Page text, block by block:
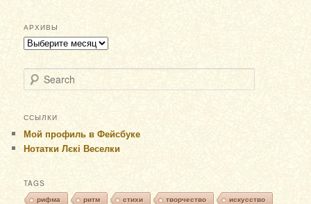
АРХИВЫ
Архивы
Search
ССЫЛКИ
Мой профиль в Фейсбуке
Нотатки Лєкі Веселки
TAGS
рифма ритм стихи творчество искусство